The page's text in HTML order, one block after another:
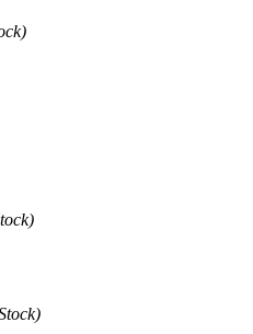
cómo obtener ingresos pasivos